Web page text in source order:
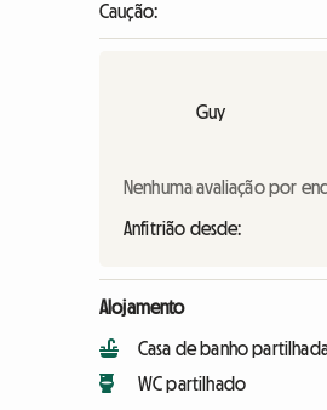
Caução:
Guy
Nenhuma avaliação por
Anfitrião desde:
Alojamento
Casa de banho
WC partilhado